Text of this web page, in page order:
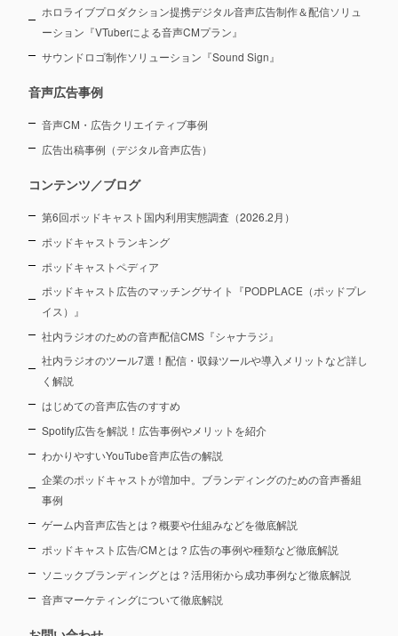
ホロライブプロダクション提携デジタル音声広告制作＆配信ソリュ
ーション 『VTuberによる音声CMプラン』
サウンドロゴ制作ソリューション『Sound Sign』
音声広告事例
音声CM・広告クリエイティブ事例
広告出稿事例（デジタル音声広告）
コンテンツ／ブログ
第6回ポッドキャスト国内利用実態調査（2026.2月）
ポッドキャストランキング
ポッドキャストペディア
ポッドキャスト広告のマッチングサイト『PODPLACE（ポッドプレ
イス）』
社内ラジオのための音声配信CMS『シャナラジ』
社内ラジオのツール7選！配信・収録ツールや導入メリットなど詳し
く解説
はじめての音声広告のすすめ
Spotify広告を解説！広告事例やメリットを紹介
わかりやすいYouTube音声広告の解説
企業のポッドキャストが増加中。ブランディングのための音声番組
事例
ゲーム内音声広告とは？概要や仕組みなどを徹底解説
ポッドキャスト広告/CMとは？広告の事例や種類など徹底解説
ソニックブランディングとは？活用術から成功事例など徹底解説
音声マーケティングについて徹底解説